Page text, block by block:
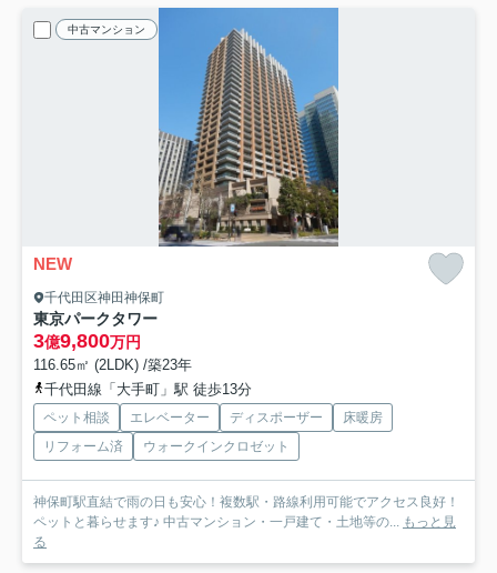
中古マンション
NEW
千代田区神田神保町
東京パークタワー
3億9,800万円
116.65㎡ (2LDK) /築23年
千代田線「大手町」駅 徒歩13分
ペット相談 エレベーター ディスポーザー
床暖房
リフォーム済
ウォークインクロゼット
神保町駅直結で雨の日も安心！複数駅・路線利用可能でアクセス良好！
ペットと暮らせます♪ 中古マンション・一戸建て・土地等の... もっと見
る